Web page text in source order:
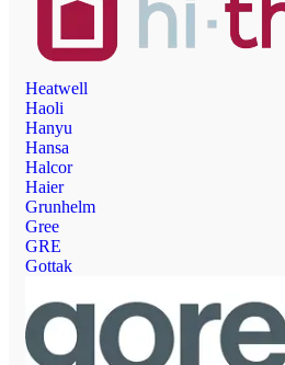
Heatwell
Haoli
Hanyu
Hansa
Halcor
Haier
Grunhelm
Gree
GRE
Gottak